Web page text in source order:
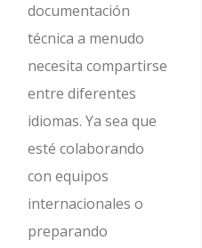
documentación
técnica a menudo
necesita compartirse
entre diferentes
idiomas. Ya sea que
esté colaborando
con equipos
internacionales o
preparando